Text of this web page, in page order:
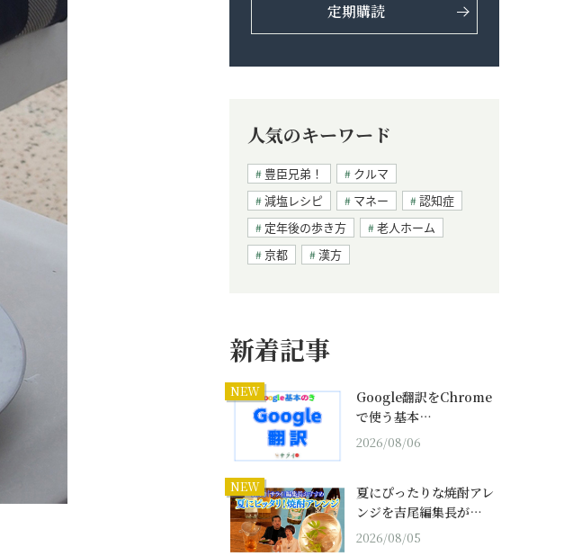
定期購読
人気のキーワード
豊臣兄弟！
クルマ
減塩レシピ
マネー
認知症
定年後の歩き方
老人ホーム
京都
漢方
新着記事
NEW
Google翻訳をChrome
で使う基本…
2026/08/06
NEW
夏にぴったりな焼酎アレ
ンジを吉尾編集長が…
2026/08/05